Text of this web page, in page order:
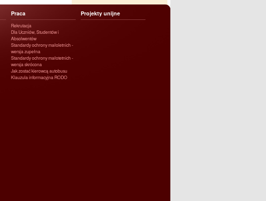
Praca
Rekrutacja
Dla Uczniów, Studentów i
Absolwentów
Standardy ochrony małoletnich -
wersja zupełna
Standardy ochrony małotetnich -
wersja skrócona
Jak zostać kierowcą autobusu
Klauzula informacyjna RODO
Projekty unijne